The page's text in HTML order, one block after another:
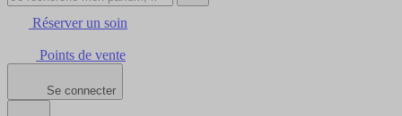
Réserver un soin
Points de vente
Se connecter